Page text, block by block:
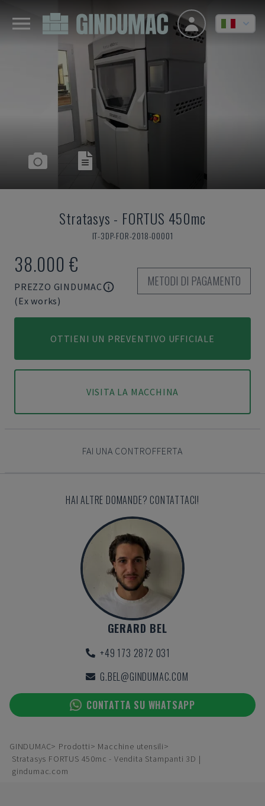
Stratasys - FORTUS 450mc
IT-3DP-FOR-2018-00001
38.000 €
PREZZO GINDUMAC
(Ex works)
METODI DI PAGAMENTO
OTTIENI UN PREVENTIVO UFFICIALE
VISITA LA MACCHINA
FAI UNA CONTROFFERTA
HAI ALTRE DOMANDE? CONTATTACI!
GERARD BEL
+49 173 2872 031
G.BEL@GINDUMAC.COM
CONTATTA SU WHATSAPP
GINDUMAC Prodotti
Macchine utensili
Stratasys FORTUS 450mc - Vendita Stampanti 3D |
gindumac.com